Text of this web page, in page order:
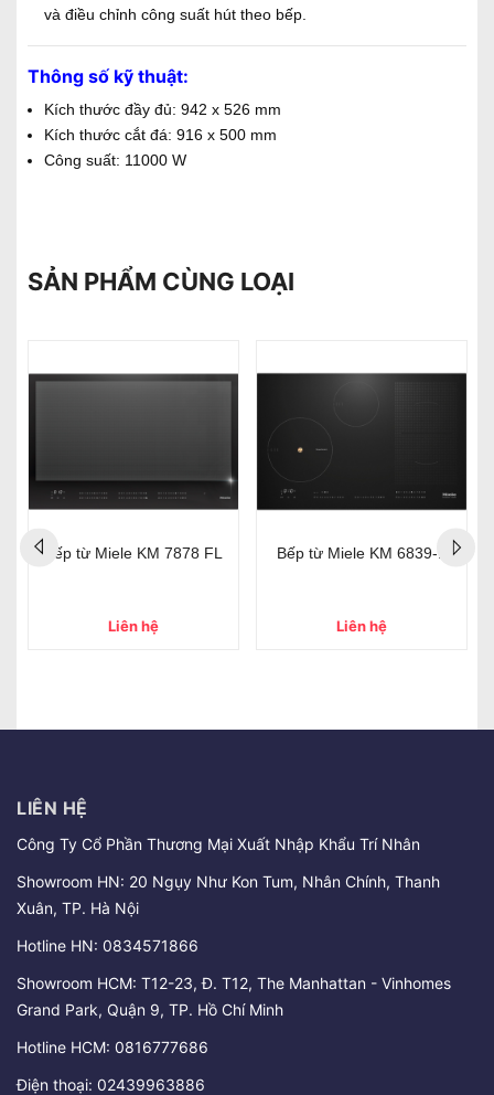
và điều chỉnh công suất hút theo bếp.
Thông số kỹ thuật:
Kích thước đầy đủ: 942 x 526 mm
Kích thước cắt đá: 916 x 500 mm
Công suất: 11000 W
SẢN PHẨM CÙNG LOẠI
Bếp từ Miele KM 7878 FL
Liên hệ
Bếp từ Miele KM 6839-1
Liên hệ
LIÊN HỆ
Công Ty Cổ Phần Thương Mại Xuất Nhập Khẩu Trí Nhân
Showroom HN: 20 Ngụy Như Kon Tum, Nhân Chính, Thanh
Xuân, TP. Hà Nội
Hotline HN: 0834571866
Showroom HCM: T12-23, Đ. T12, The Manhattan - Vinhomes
Grand Park, Quận 9, TP. Hồ Chí Minh
Hotline HCM: 0816777686
Điện thoại: 02439963886